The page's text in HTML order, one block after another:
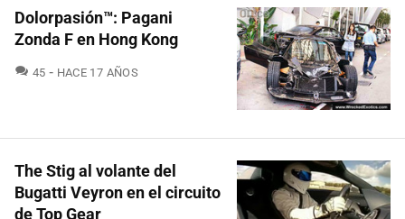
Dolorpasión™: Pagani
Zonda F en Hong Kong
45 COMENTARIOS
HACE 17 AÑOS
The Stig al volante del
Bugatti Veyron en el circuito
de Top Gear